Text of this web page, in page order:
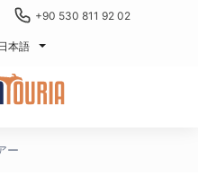
+90 530 811 92 02
日本語
ー